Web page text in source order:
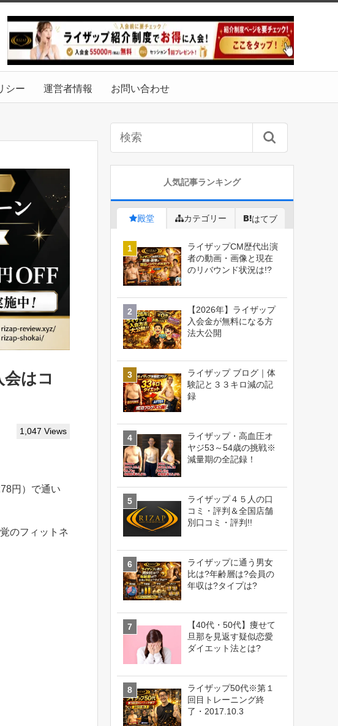
シー 運営者情報 お問い合わせ
はコ
1,047 Views
円）で通い
のフィットネ
人気記事ランキング
殿堂 カテゴリー はてブ
ライザップCM歴代出演
者の動画・画像と現在
のリバウンド状況は!?
【2026年】ライザップ
入会金が無料になる方
法大公開
ライザップ ブログ｜体
験記と３３キロ減の記
録
ライザップ・高血圧オ
ヤジ53～54歳の挑戦※
減量期の全記録！
ライザップ４５人の口
コミ・評判＆全国店舗
別口コミ・評判!!
ライザップに通う男女
比は?年齢層は?会員の
年収は?タイプは?
【40代・50代】痩せて
旦那を見返す疑似恋愛
ダイエット法とは?
ライザップ50代※第１
回目トレーニング終
了・2017.10.3